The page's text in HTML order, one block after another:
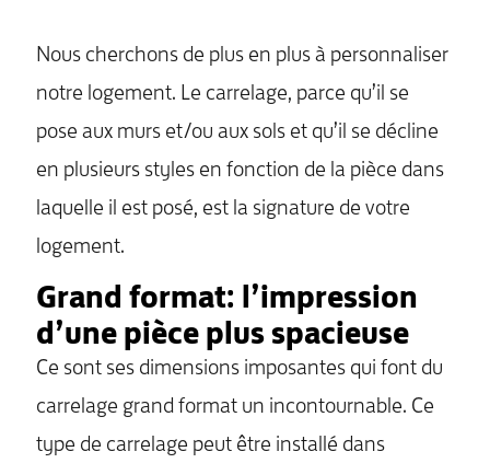
Nous cherchons de plus en plus à personnaliser
notre logement. Le carrelage, parce qu’il se
pose aux murs et/ou aux sols et qu’il se décline
en plusieurs styles en fonction de la pièce dans
laquelle il est posé, est la signature de votre
logement.
Grand format: l’impression
d’une pièce plus spacieuse
Ce sont ses dimensions imposantes qui font du
carrelage grand format un incontournable. Ce
type de carrelage peut être installé dans